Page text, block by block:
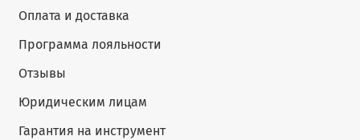
Оплата и доставка
Программа лояльности
Отзывы
Юридическим лицам
Гарантия на инструмент